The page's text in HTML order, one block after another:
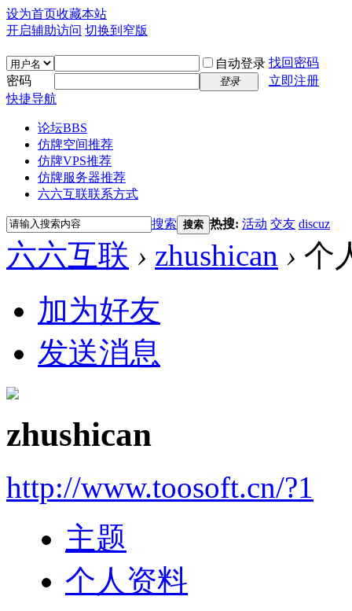
设为首页收藏本站
开启辅助访问 切换到窄版
自动登录 找回密码
密码
登录
立即注册
快捷导航
论坛BBS
仿牌空间推荐
仿牌VPS推荐
仿牌服务器推荐
六六互联联系方式
搜索 搜索 热搜: 活动 交友 discuz
六六互联 › zhushican › 个
加为好友
发送消息
zhushican
http://www.toosoft.cn/?1
主题
个人资料